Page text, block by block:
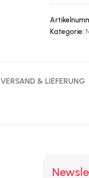
Kategorie:
VERSAND & LIEFERUNG